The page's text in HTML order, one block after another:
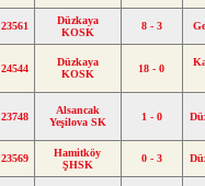
23561
Düzkaya
KOSK
8 - 3
24544
Düzkaya
KOSK
18 - 0
23748
Alsancak
Yeşilova SK
1 - 0
23569
Hamitköy
ŞHSK
0 - 3